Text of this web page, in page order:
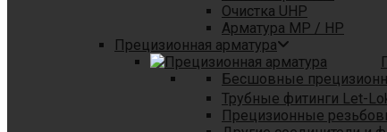
Очистка UHP
Арматура MP / HP
Прецизионная арматура
Бесшовные
Трубные фитинги Let-
Прецизионные